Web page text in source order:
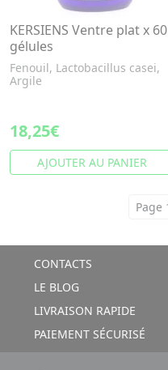
KERSIENS Ventre plat x 60
gélules
Fenouil, Lactobacillus casei,
Argile
18,25€
AJOUTER AU PANIER
CONTACTS
LE BLOG
LIVRAISON RAPIDE
PAIEMENT SÉCURISÉ